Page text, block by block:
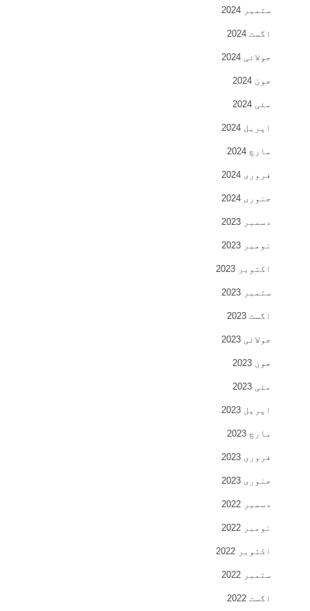
ستمبر 2024
اگست 2024
جولائی 2024
جون 2024
مئی 2024
اپریل 2024
مارچ 2024
فروری 2024
جنوری 2024
دسمبر 2023
نومبر 2023
اکتوبر 2023
ستمبر 2023
اگست 2023
جولائی 2023
جون 2023
مئی 2023
اپریل 2023
مارچ 2023
فروری 2023
جنوری 2023
دسمبر 2022
نومبر 2022
اکتوبر 2022
ستمبر 2022
اگست 2022